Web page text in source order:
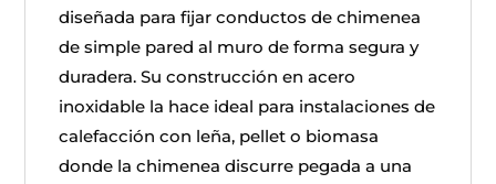
diseñada para fijar conductos de chimenea
de simple pared al muro de forma segura y
duradera. Su construcción en acero
inoxidable la hace ideal para instalaciones de
calefacción con leña, pellet o biomasa
donde la chimenea discurre pegada a una